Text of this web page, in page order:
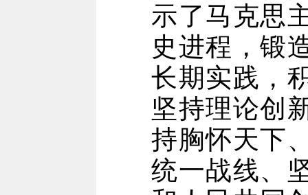
示了马克思
史进程，锻
长期实践，
坚持理论创
持胸怀天下
统一战线、